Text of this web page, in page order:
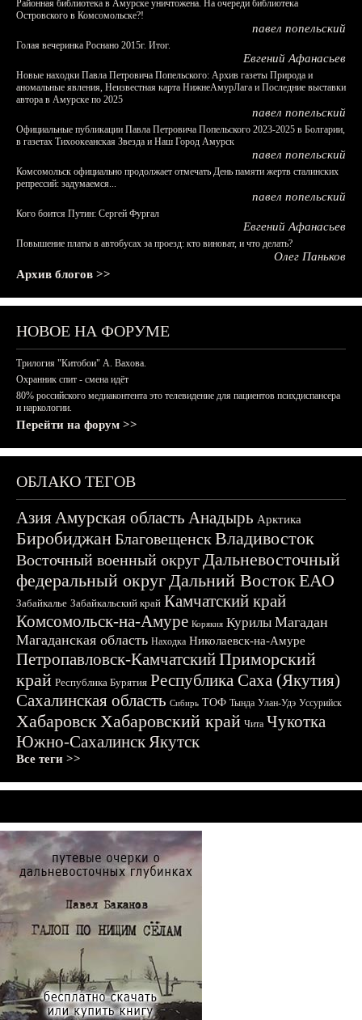
Районная библиотека в Амурске уничтожена. На очереди библиотека
Островского в Комсомольске?!
павел попельский
Голая вечеринка Роснано 2015г. Итог.
Евгений Афанасьев
Новые находки Павла Петровича Попельского: Архив газеты Природа и
аномальные явления, Неизвестная карта НижнеАмурЛага и Последние выставки
автора в Амурске по 2025
павел попельский
Официальные публикации Павла Петровича Попельского 2023-2025 в Болгарии,
в газетах Тихоокеанская Звезда и Наш Город Амурск
павел попельский
Комсомольск официально продолжает отмечать День памяти жертв сталинских
репрессий: задумаемся...
павел попельский
Кого боится Путин: Сергей Фургал
Евгений Афанасьев
Повышение платы в автобусах за проезд: кто виноват, и что делать?
Олег Паньков
Архив блогов >>
НОВОЕ НА ФОРУМЕ
Трилогия "Китобои" А. Вахова.
Охранник спит - смена идёт
80% российского медиаконтента это телевидение для пациентов психдиспансера
и наркологии.
Перейти на форум >>
ОБЛАКО ТЕГОВ
АзияАмурская область Анадырь Арктика
БиробиджанБлаговещенскВладивосток
Восточный военный округДальневосточный
федеральный округДальний ВостокЕАО
Забайкалье Забайкальский край Камчатский край
Комсомольск-на-Амуре Корякия Курилы Магадан
Магаданская область Находка Николаевск-на-Амуре
Петропавловск-КамчатскийПриморский
край Республика Бурятия Республика Саха (Якутия)
Сахалинская область Сибирь ТОФ Тында Улан-Удэ Уссурийск
ХабаровскХабаровский край Чита Чукотка
Южно-СахалинскЯкутск
Все теги >>